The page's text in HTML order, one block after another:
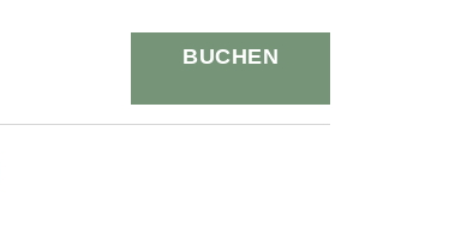
BUCHEN